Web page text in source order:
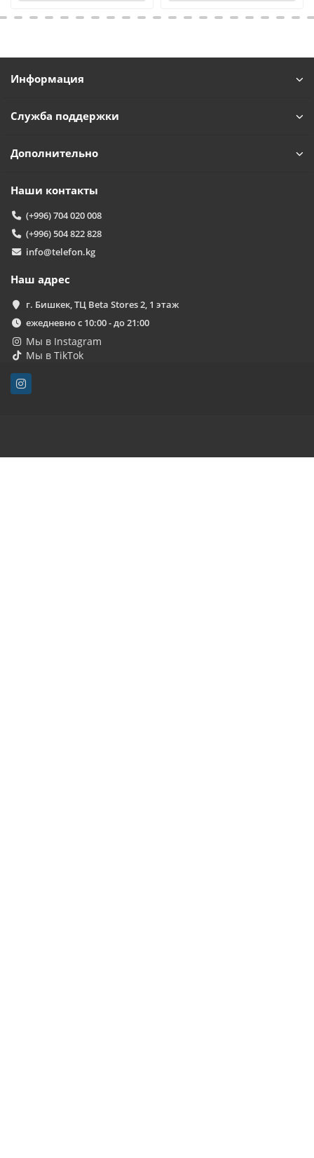
Информация
Служба поддержки
Дополнительно
Наши контакты
(+996) 704 020 008
(+996) 504 822 828
info@telefon.kg
Наш адрес
г. Бишкек, ТЦ Beta Stores 2, 1 этаж
ежедневно с 10:00 - до 21:00
Мы в Instagram
Мы в TikTok